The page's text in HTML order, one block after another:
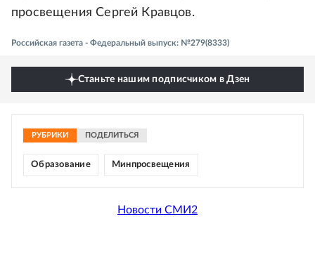
просвещения Сергей Кравцов.
Российская газета - Федеральный выпуск: №279(8333)
Станьте нашим подписчиком в Дзен
РУБРИКИ ПОДЕЛИТЬСЯ
Образование Минпросвещения
Новости СМИ2